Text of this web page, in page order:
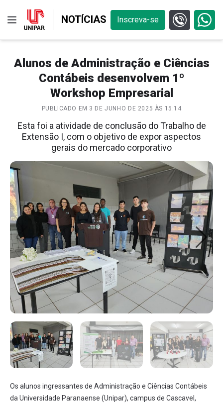
NOTÍCIAS Inscreva-se
Alunos de Administração e Ciências
Contábeis desenvolvem 1º
Workshop Empresarial
PUBLICADO EM 3 DE JUNHO DE 2025 ÀS 15:14
Esta foi a atividade de conclusão do Trabalho de
Extensão I, com o objetivo de expor aspectos
gerais do mercado corporativo
Os alunos ingressantes de Administração e Ciências Contábeis
da Universidade Paranaense (Unipar), campus de Cascavel,